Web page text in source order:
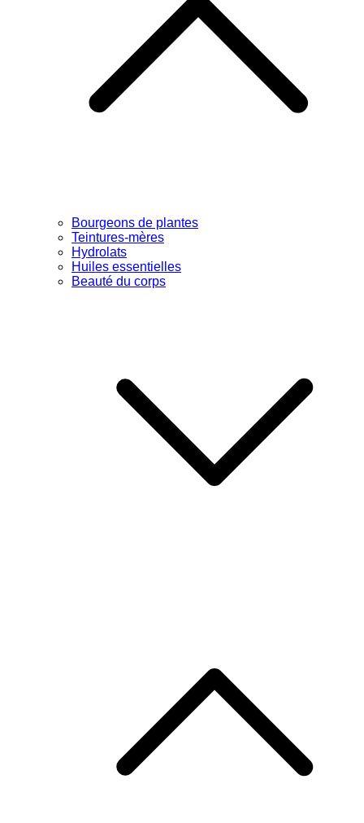
Bourgeons de plantes
Teintures-mères
Hydrolats
Huiles essentielles
Beauté du corps